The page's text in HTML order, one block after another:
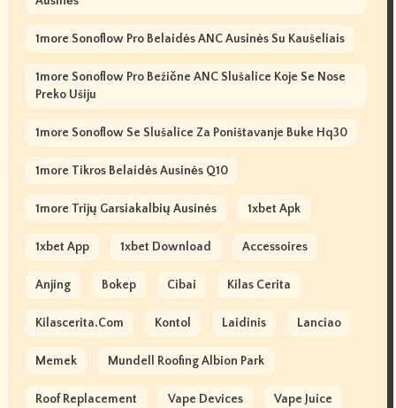
1more Sonoflow Pro Belaidės ANC Ausinės Su Kaušeliais
1more Sonoflow Pro Bežične ANC Slušalice Koje Se Nose
Preko Ušiju
1more Sonoflow Se Slušalice Za Poništavanje Buke Hq30
1more Tikros Belaidės Ausinės Q10
1more Trijų Garsiakalbių Ausinės 1xbet Apk
1xbet App 1xbet Download Accessoires
Anjing Bokep Cibai Kilas Cerita
Kilascerita.com Kontol Laidinis Lanciao
Memek Mundell Roofing Albion Park
Roof Replacement Vape Devices Vape Juice